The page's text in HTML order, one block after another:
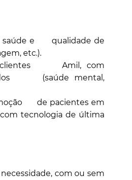
saúde e qualidade de
etc.).
clientes Amil, com
(saúde mental,
de pacientes em
tecnologia de última
com ou sem